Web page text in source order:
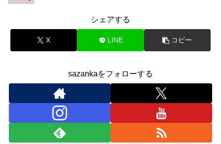
シェアする
X LINE コピー
sazankaをフォローする